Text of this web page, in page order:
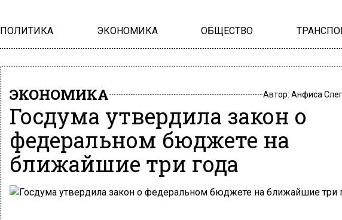
ПОЛИТИКА ЭКОНОМИКА ОБЩЕСТВО
ЭКОНОМИКА Автор: Анфиса
Госдума утвердила закон о
федеральном бюджете на
ближайшие три года